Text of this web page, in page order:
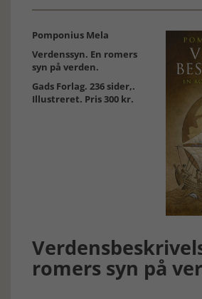
Pomponius Mela
Verdenssyn. En romers
syn på verden.
Gads Forlag. 236 sider,.
Illustreret. Pris 300 kr.
romers syn på